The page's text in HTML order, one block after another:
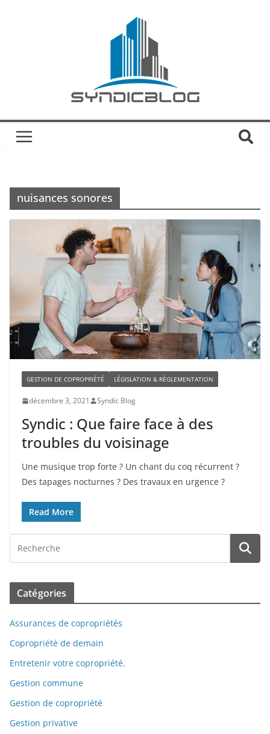
nuisances sonores
GESTION DE COPROPRIÉTÉ LÉGISLATION & RÉGLEMENTATION
décembre 3, 2021 Syndic Blog
Syndic : Que faire face à des
troubles du voisinage
Une musique trop forte ? Un chant du coq récurrent ?
Des tapages nocturnes ? Des travaux en urgence ?
Read More
Catégories
Assurances de copropriétés
Copropriété de demain
Entretenir votre copropriété.
Gestion commune
Gestion de copropriété
Gestion privative